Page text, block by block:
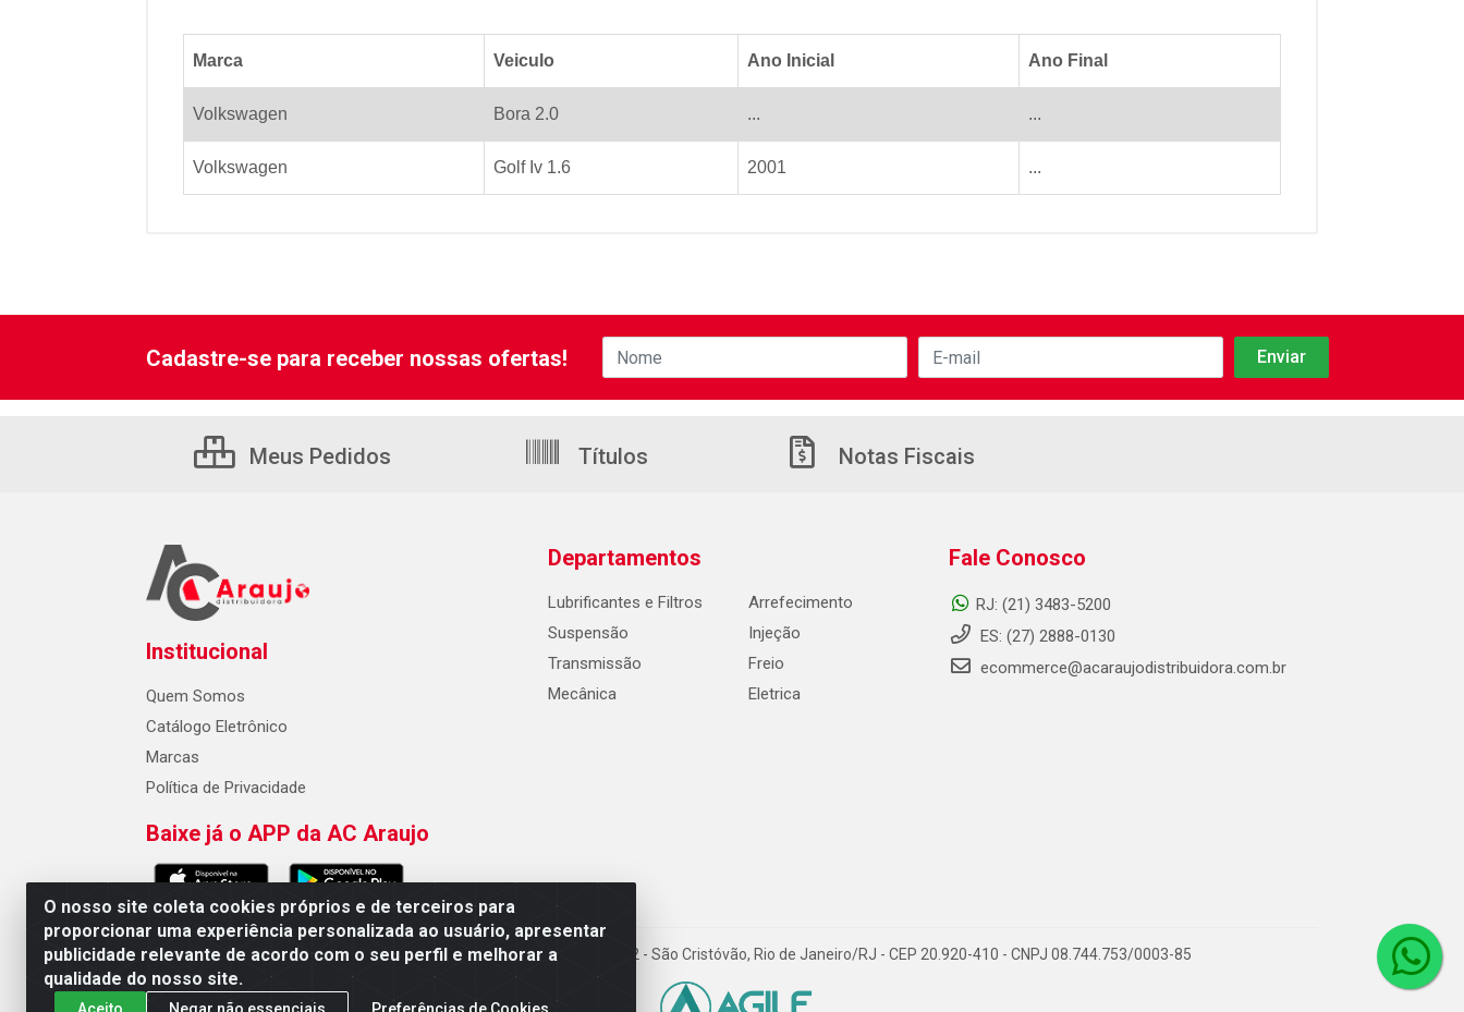
Marca Veiculo Ano Inicial Ano Final
Volkswagen Bora 2.0 ... ...
Volkswagen Golf Iv 1.6 2001 ...
O nosso site coleta cookies próprios e de terceiros para
proporcionar uma experiência personalizada ao usuário, apresentar
publicidade relevante de acordo com o seu perfil e melhorar a
qualidade do nosso site.
Aceito Negar não essenciais Preferências de Cookies
Cadastre-se para receber nossas ofertas!
Meus Pedidos Títulos Notas Fiscais
Institucional
Quem Somos
Catálogo Eletrônico
Marcas
Política de Privacidade
Baixe já o APP da AC Araujo
Departamentos
Lubrificantes e Filtros
Suspensão
Transmissão
Mecânica
Arrefecimento
Injeção
Freio
Eletrica
Fale Conosco
RJ: (21) 3483-5200
ES: (27) 2888-0130
ecommerce@acaraujodistribuidora.com.br
AC Araujo Distribuidora - Rua Carneiro de Campos, 42 - São Cristóvão, Rio de Janeiro/RJ - CEP 20.920-410 - CNPJ 08.744.753/0003-85